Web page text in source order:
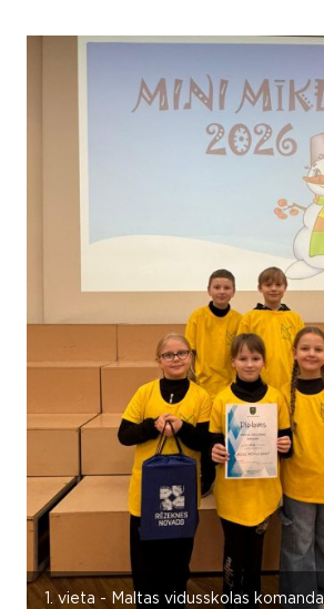
1. vieta - Maltas vidusskolas komanda